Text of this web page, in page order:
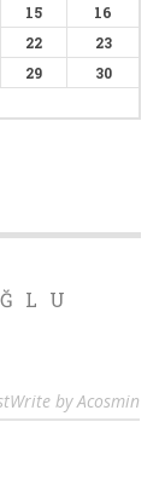
15
16
22
23
29
30
by Acosmin